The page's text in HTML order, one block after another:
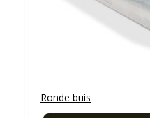
Ronde buis